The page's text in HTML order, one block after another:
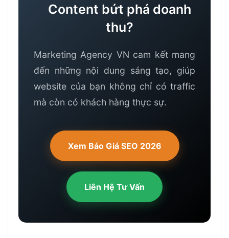
Content bứt phá doanh
thu?
Marketing Agency VN cam kết mang
đến những nội dung sáng tạo, giúp
website của bạn không chỉ có traffic
mà còn có khách hàng thực sự.
Xem Báo Giá SEO 2026
Liên Hệ Tư Vấn